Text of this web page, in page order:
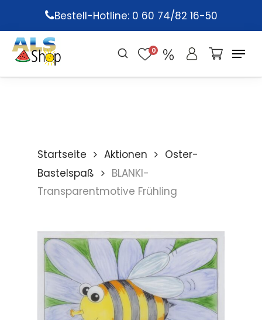
main
content
Bestell-Hotline: 0 60 74/82 16-50
0
Startseite Aktionen
Oster-
Bastelspaß
BLANKI-
Transparentmotive Frühling